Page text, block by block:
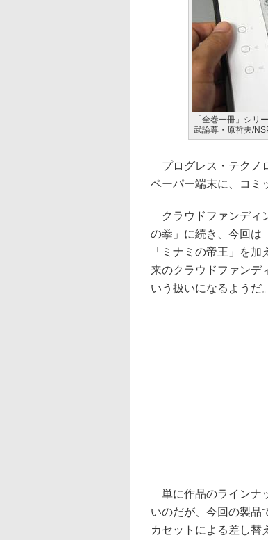
「全巻一冊」シ
武論尊・原哲夫/
プログレス・テクノ
ペーパー端末に、コミ
クラウドファンディ
の拳」に続き、今回は
「ミナミの帝王」を
来のクラウドファンデ
いう扱いになるようだ。
単に作品のラインナ
いのだが、今回の製品
カセットによる差し替